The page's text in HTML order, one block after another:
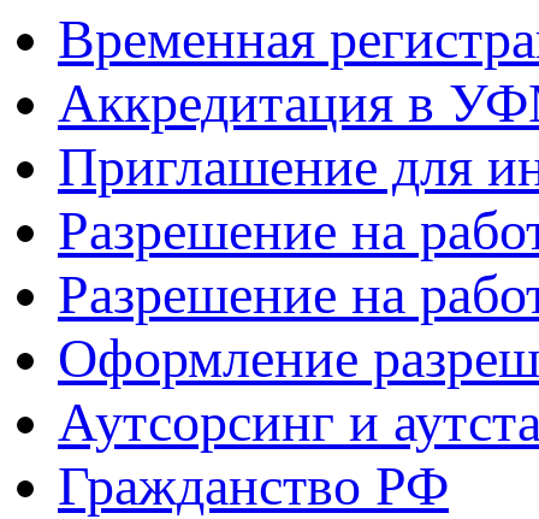
Временная
Аккредитация в
Приглашение для
Разрешение на
Разрешение на
Оформление
Аутсорсинг и
Гражданство РФ